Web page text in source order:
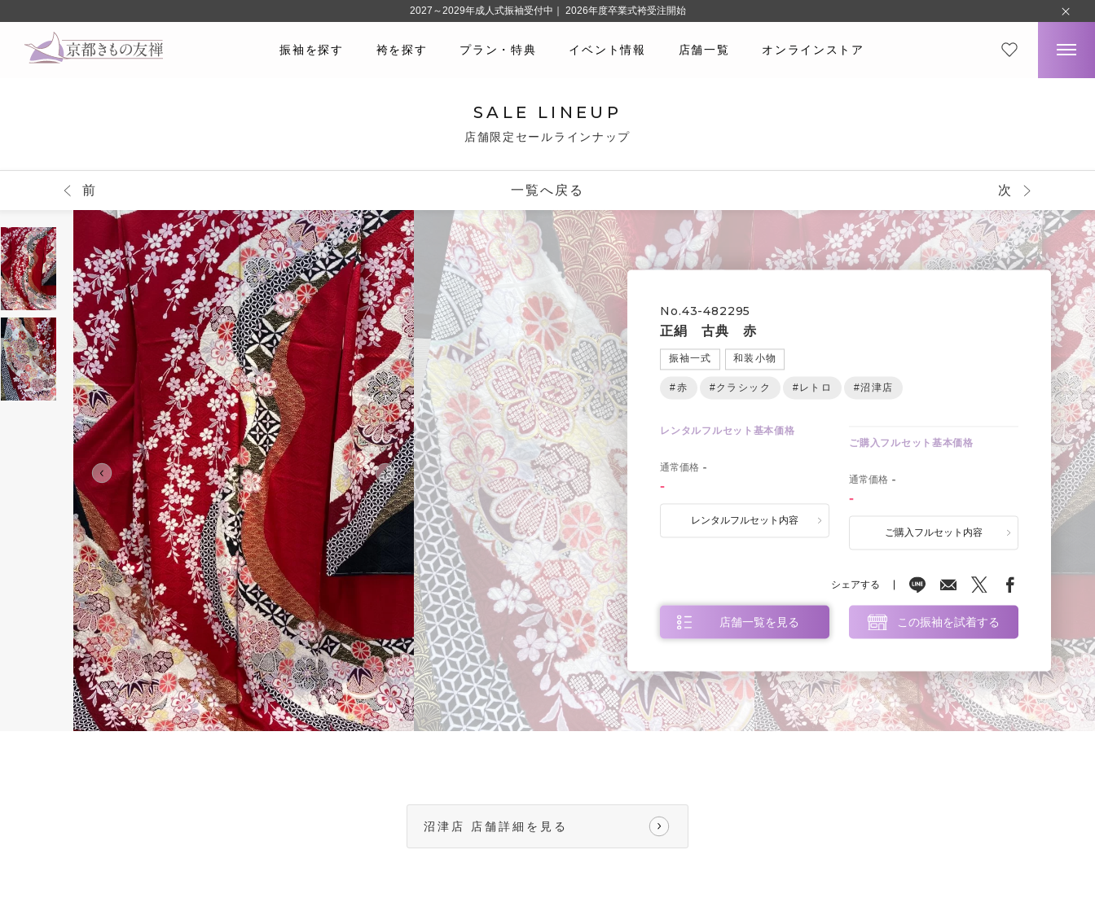
振袖を探す 袴を探す プラン・特典 イベント情報 店舗一覧 オンラインストア
SALE LINEUP
店舗限定セールラインナップ
前 一覧へ戻る 次
No.43-482295
正絹 古典 赤
振袖一式 和装小物
#赤 #クラシック #レトロ #沼津店
レンタルフルセット基本価格
通常価格 -
-
レンタルフルセット内容
ご購入フルセット基本価格
通常価格 -
-
ご購入フルセット内容
シェアする
店舗一覧を見る この振袖を試着する
沼津店 店舗詳細を見る
2027～2029年成人式振袖受付中｜ 2026年度卒業式袴受注開始